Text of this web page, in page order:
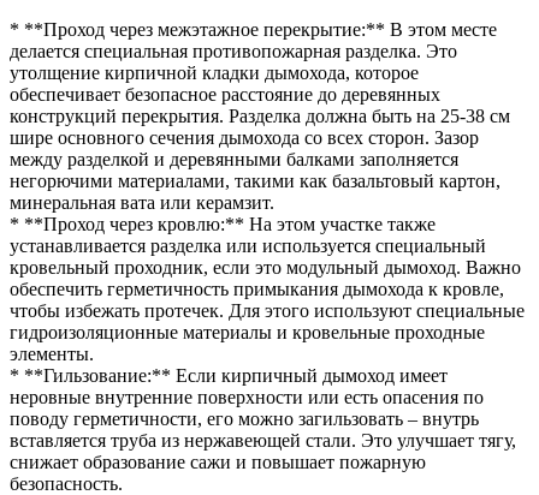
* **Проход через межэтажное перекрытие:** В этом месте
делается специальная противопожарная разделка. Это
утолщение кирпичной кладки дымохода, которое
обеспечивает безопасное расстояние до деревянных
конструкций перекрытия. Разделка должна быть на 25-38 см
шире основного сечения дымохода со всех сторон. Зазор
между разделкой и деревянными балками заполняется
негорючими материалами, такими как базальтовый картон,
минеральная вата или керамзит.
* **Проход через кровлю:** На этом участке также
устанавливается разделка или используется специальный
кровельный проходник, если это модульный дымоход. Важно
обеспечить герметичность примыкания дымохода к кровле,
чтобы избежать протечек. Для этого используют специальные
гидроизоляционные материалы и кровельные проходные
элементы.
* **Гильзование:** Если кирпичный дымоход имеет
неровные внутренние поверхности или есть опасения по
поводу герметичности, его можно загильзовать – внутрь
вставляется труба из нержавеющей стали. Это улучшает тягу,
снижает образование сажи и повышает пожарную
безопасность.